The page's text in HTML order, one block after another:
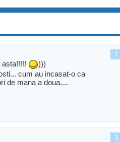
1
asta!!!!!
)))
cum au incasat-o ca
de mana a doua....
2